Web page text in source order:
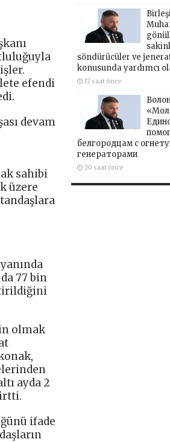
efendi
devam
sahibi
üzere
77 bin
olmak
ayda 2
ifade
söndürücüler ve
konusunda yardımcı
17 saat önce
белгородцам с
генераторами
20 saat önce